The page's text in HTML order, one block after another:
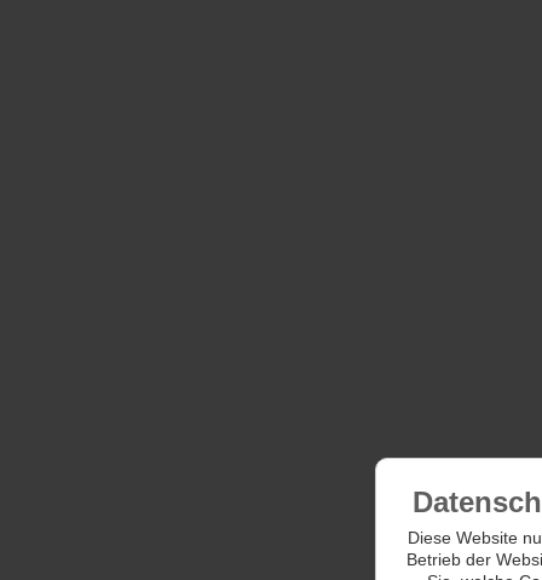
Diese Website
Betrieb der